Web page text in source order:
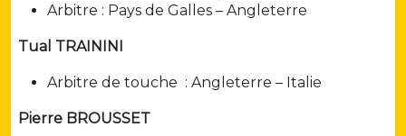
Arbitre : Pays de Galles – Angleterre
Tual TRAININI
Arbitre de touche : Angleterre – Italie
Pierre BROUSSET